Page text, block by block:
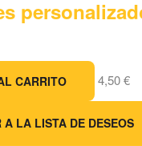
CARRITO 4,50€
A LA LISTA DE DESEOS